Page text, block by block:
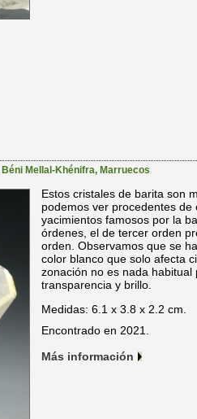
Béni Mellal-Khénifra, Marruecos
Estos cristales de barita son
podemos ver procedentes
yacimientos famosos por la
órdenes, el de tercer orden
orden. Observamos que se
color blanco que solo afecta
zonación no es nada
transparencia y brillo.
Medidas: 6.1 x 3.8 x 2.2 cm.
Encontrado en 2021.
Más información